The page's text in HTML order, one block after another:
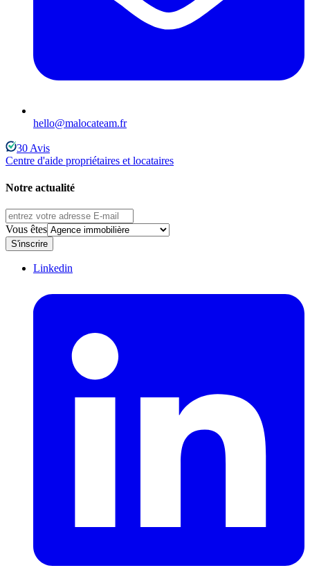
hello@malocateam.fr
30 Avis
Centre d'aide propriétaires et locataires
Notre actualité
Vous êtes
S'inscrire
Linkedin